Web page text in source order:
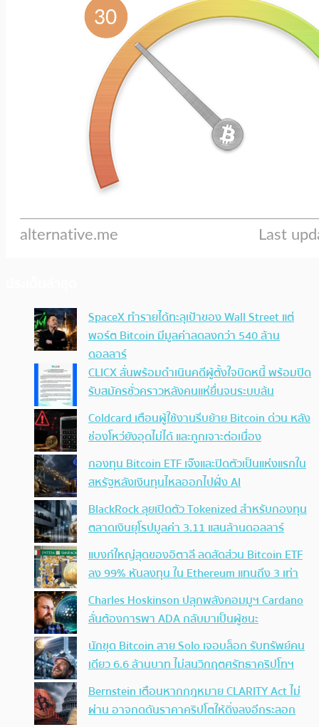
SpaceX ทำรายได้ทะลุเป้าของ Wall Street แต่
พอร์ต Bitcoin มีมูลค่าลดลงกว่า 540 ล้าน
ดอลลาร์
CLICX ลั่นพร้อมดำเนินคดีผู้ตั้งใจบิดหนี้ พร้อมปิด
รับสมัครชั่วคราวหลังคนแห่ยื่นจนระบบล้น
Coldcard เตือนผู้ใช้งานรีบย้าย Bitcoin ด่วน หลัง
ช่องโหว่ยังอุดไม่ได้ และถูกเจาะต่อเนื่อง
กองทุน Bitcoin ETF เจ๊งและปิดตัวเป็นแห่งแรกใน
สหรัฐหลังเงินทุนไหลออกไปฝั่ง AI
BlackRock ลุยเปิดตัว Tokenized สำหรับกองทุน
ตลาดเงินยุโรปมูลค่า 3.11 แสนล้านดอลลาร์
แบงก์ใหญ่สุดของอิตาลี ลดสัดส่วน Bitcoin ETF
ลง 99% หันลงทุน ใน Ethereum แทนถึง 3 เท่า
Charles Hoskinson ปลุกพลังคอมมูฯ Cardano
ลั่นต้องการพา ADA กลับมาเป็นผู้ชนะ
นักขุด Bitcoin สาย Solo เจอบล็อก รับทรัพย์คน
เดียว 6.6 ล้านบาท ไม่สนวิกฤตศรัทธาคริปโทฯ
Bernstein เตือนหากกฎหมาย CLARITY Act ไม่
ผ่าน อาจกดดันราคาคริปโตให้ดิ่งลงอีกระลอก